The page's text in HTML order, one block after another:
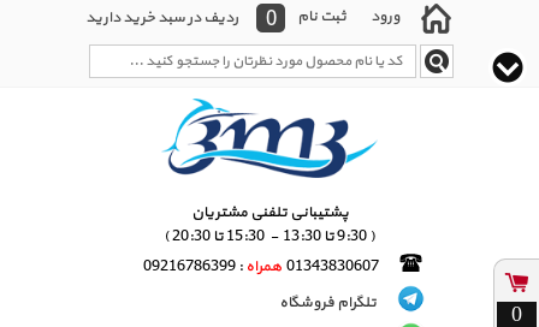
ورود ثبت نام 0 ردیف در سبد خرید دارید
پشتیبانی تلفنی مشتریان
( 9:30 تا 13:30 - 15:30 تا 20:30 )
01343830607 همراه : 09216786399
تلگرام فروشگاه
0